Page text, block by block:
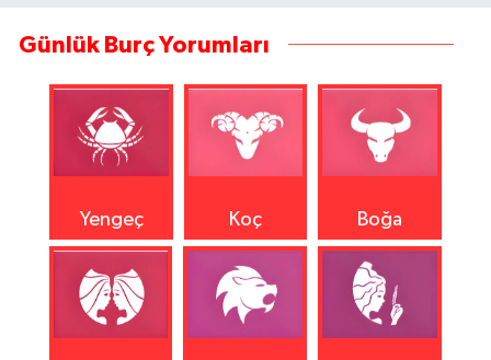
Günlük Burç Yorumları
Yengeç Koç Boğa